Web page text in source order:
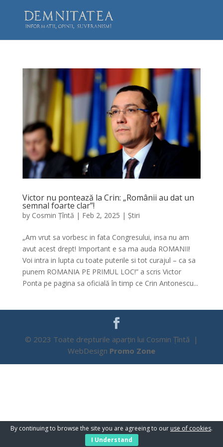
Victor nu pontează la Crin: „Românii au dat un
semnal foarte clar”!
by Cosmin Țîntă | Feb 2, 2025 | Știri
„Am vrut sa vorbesc in fata Congresului, insa nu am
avut acest drept! Important e sa ma auda ROMANII!
Voi intra in lupta cu toate puterile si tot curajul – ca sa
punem ROMANIA PE PRIMUL LOC!” a scris Victor
Ponta pe pagina sa oficială în timp ce Crin Antonescu...
© 2023 Toate drepturile aparțin lui Cosmin Țîntă |
WebDesign Promo Zone
By continuing to browse the site you are agreeing to our use of cookies.
I Understand